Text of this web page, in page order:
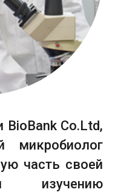
BioBank Co.Ltd,
микробиолог
часть своей
изучению